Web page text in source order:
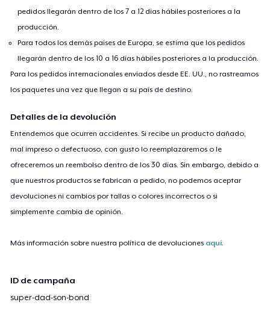
pedidos llegarán dentro de los 7 a 12 días hábiles posteriores a la
producción.
Para todos los demás países de Europa, se estima que los pedidos
llegarán dentro de los 10 a 16 días hábiles posteriores a la producción.
Para los pedidos internacionales enviados desde EE. UU., no rastreamos
los paquetes una vez que llegan a su país de destino.
Detalles de la devolución
Entendemos que ocurren accidentes. Si recibe un producto dañado,
mal impreso o defectuoso, con gusto lo reemplazaremos o le
ofreceremos un reembolso dentro de los 30 días. Sin embargo, debido a
que nuestros productos se fabrican a pedido, no podemos aceptar
devoluciones ni cambios por tallas o colores incorrectos o si
simplemente cambia de opinión.
Más información sobre nuestra política de devoluciones aquí.
ID de campaña
super-dad-son-bond